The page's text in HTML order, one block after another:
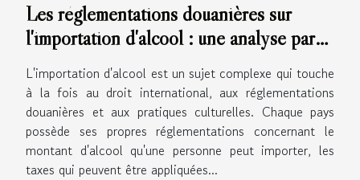
Les réglementations douanières sur
l'importation d'alcool : une analyse par
pays
L'importation d'alcool est un sujet complexe qui touche
à la fois au droit international, aux réglementations
douanières et aux pratiques culturelles. Chaque pays
possède ses propres réglementations concernant le
montant d'alcool qu'une personne peut importer, les
taxes qui peuvent être appliquées...